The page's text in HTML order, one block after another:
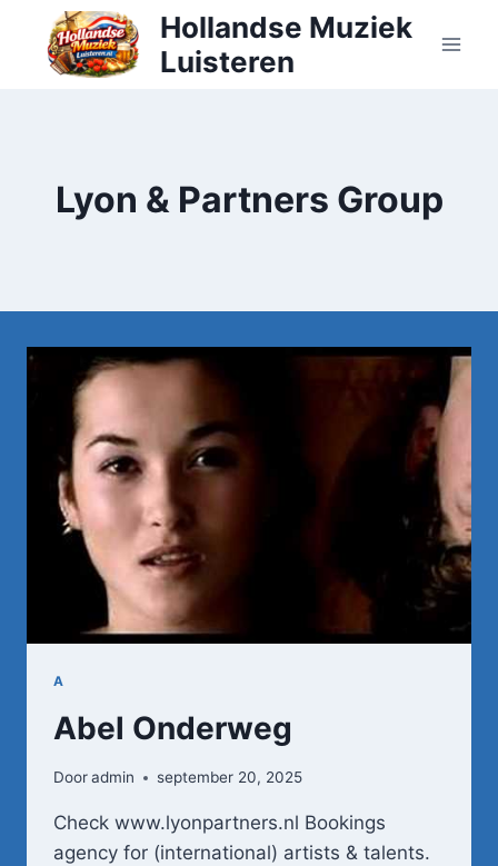
Doorgaan
inhoud
Hollandse Muziek
Luisteren
Lyon & Partners Group
A
Abel Onderweg
Dooradmin september 20, 2025
Check www.lyonpartners.nl Bookings
agency for (international) artists & talents.